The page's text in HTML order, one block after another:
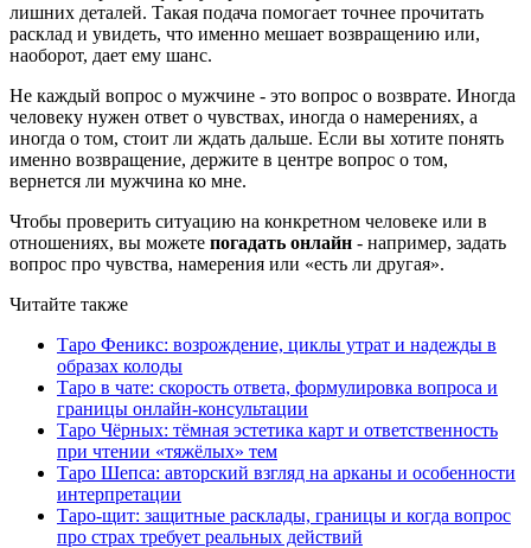
лишних деталей. Такая подача помогает точнее прочитать
расклад и увидеть, что именно мешает возвращению или,
наоборот, дает ему шанс.
Не каждый вопрос о мужчине - это вопрос о возврате. Иногда
человеку нужен ответ о чувствах, иногда о намерениях, а
иногда о том, стоит ли ждать дальше. Если вы хотите понять
именно возвращение, держите в центре вопрос о том,
вернется ли мужчина ко мне.
Чтобы проверить ситуацию на конкретном человеке или в
отношениях, вы можете погадать онлайн - например, задать
вопрос про чувства, намерения или «есть ли другая».
Читайте также
Таро Феникс: возрождение, циклы утрат и надежды в
образах колоды
Таро в чате: скорость ответа, формулировка вопроса и
границы онлайн-консультации
Таро Чёрных: тёмная эстетика карт и ответственность
при чтении «тяжёлых» тем
Таро Шепса: авторский взгляд на арканы и особенности
интерпретации
Таро-щит: защитные расклады, границы и когда вопрос
про страх требует реальных действий